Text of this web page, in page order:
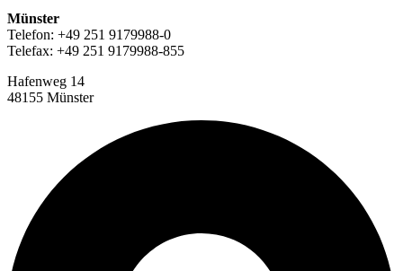
Münster
Telefon: +49 251 9179988-0
Telefax: +49 251 9179988-855
Hafenweg 14
48155 Münster